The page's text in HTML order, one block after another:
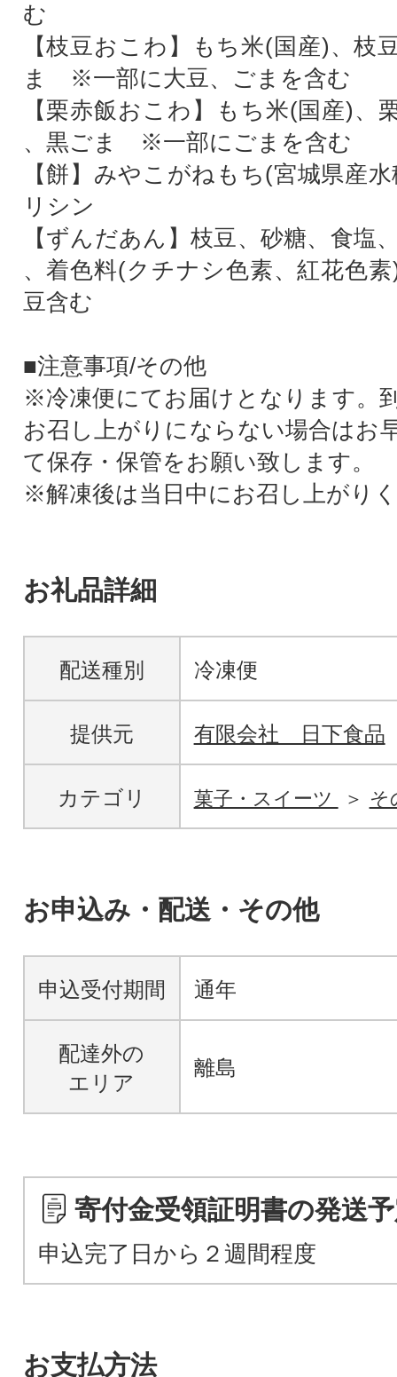
む
【枝豆おこわ】もち米(国産)、枝
ま ※一部に大豆、ごまを含む
【栗赤飯おこわ】もち米(国産)、
、黒ごま ※一部にごまを含む
【餅】みやこがねもち(宮城県産
リシン
【ずんだあん】枝豆、砂糖、食塩
、着色料(クチナシ色素、紅花色
豆含む
■注意事項/その他
※冷凍便にてお届けとなります。
お召し上がりにならない場合はお
て保存・保管をお願い致します。
※解凍後は当日中にお召し上がり
お礼品詳細
配送種別 冷凍便
提供元 有限会社 日下食品
カテゴリ 菓子・スイーツ そ
お申込み・配送・その他
申込受付期間 通年
配達外の
エリア
離島
寄付金受領証明書の発送
申込完了日から２週間程度
お支払方法